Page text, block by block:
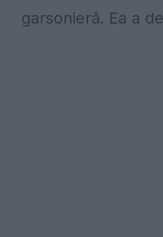
garsonieră. Ea a